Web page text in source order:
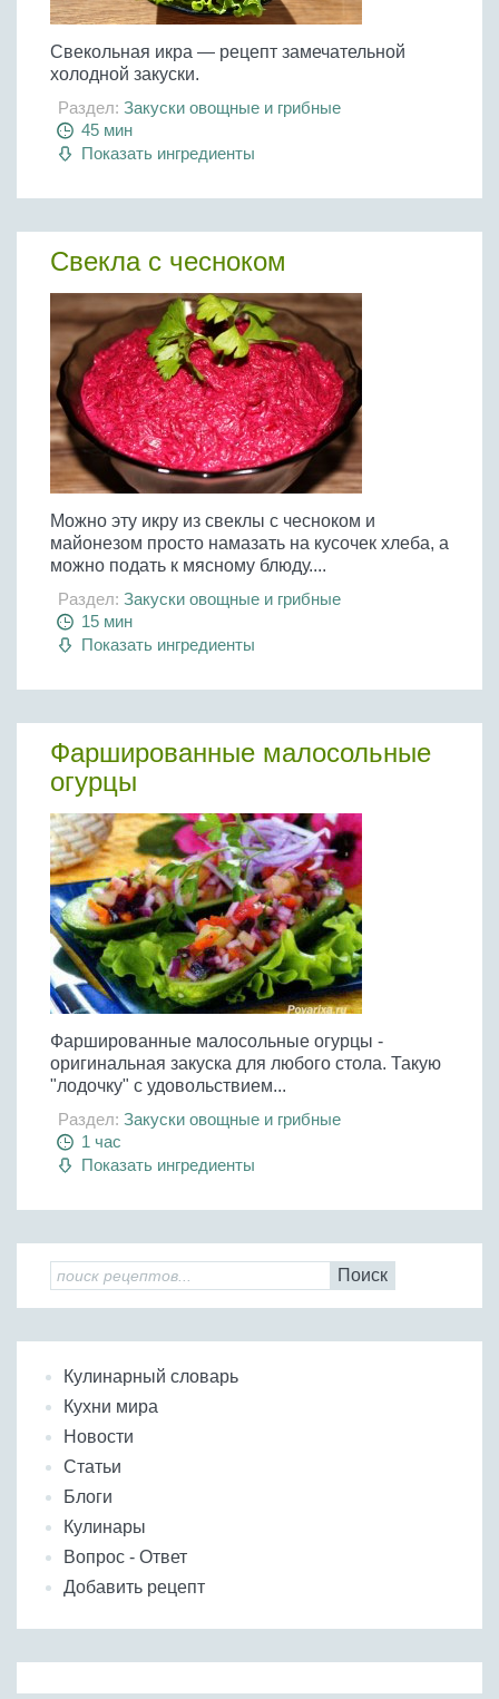
Свекольная икра — рецепт замечательной
холодной закуски.
Раздел: Закуски овощные и грибные
45 мин
Показать ингредиенты
Свекла с чесноком
Можно эту икру из свеклы с чесноком и
майонезом просто намазать на кусочек хлеба, а
можно подать к мясному блюду....
Раздел: Закуски овощные и грибные
15 мин
Показать ингредиенты
Фаршированные малосольные
огурцы
Фаршированные малосольные огурцы -
оригинальная закуска для любого стола. Такую
"лодочку" с удовольствием...
Раздел: Закуски овощные и грибные
1 час
Показать ингредиенты
Поиск
Кулинарный словарь
Кухни мира
Новости
Статьи
Блоги
Кулинары
Вопрос - Ответ
Добавить рецепт